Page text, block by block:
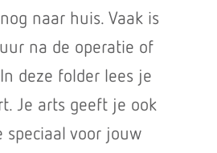
naar huis. Vaak is
na de operatie of
deze folder lees je
Je arts geeft je ook
speciaal voor jouw